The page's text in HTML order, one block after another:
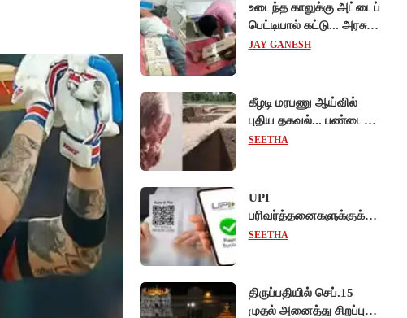
உடைந்த காலுக்கு அட்டைப்
பெட்டியால் கட்டு... அரசு
மருத்துவமனையில்
JAY GANESH
கீழடி மரபணு ஆய்வில்
புதிய தகவல்... பண்டைய
தமிழர்கள் உணவில்
SEETHA
UPI
பரிவர்த்தனைகளுக்குக்
கட்டணம் வசூல் -
SEETHA
திருப்பதியில் செப்.15
முதல் அனைத்து சிறப்பு